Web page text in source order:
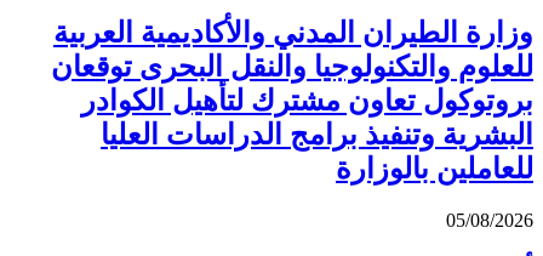
وزارة الطيران المدني والأكاديمية العربية
للعلوم والتكنولوجيا والنقل البحرى توقعان
بروتوكول تعاون مشترك لتأهيل الكوادر
البشرية وتنفيذ برامج الدراسات العليا
للعاملين بالوزارة
05/08/2026